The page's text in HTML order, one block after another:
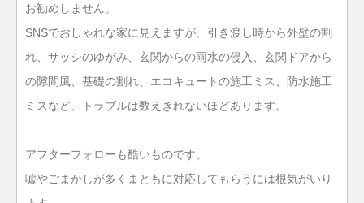
お勧めしません。
SNSでおしゃれな家に見えますが、引き渡し時から外壁の割
れ、サッシのゆがみ、玄関からの雨水の侵入、玄関ドアから
の隙間風、基礎の割れ、エコキュートの施工ミス、防水施工
ミスなど、トラブルは数えきれないほどあります。
アフターフォローも酷いものです。
嘘やごまかしが多くまともに対応してもらうには根気がいり